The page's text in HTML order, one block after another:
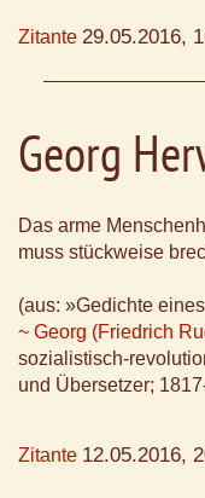
Zitante 29.05.2016,
Georg
Das arme
muss stückweise
(aus: »Gedichte
~ Georg (Friedrich
sozialistisch-
und Übersetzer;
Zitante 12.05.2016,